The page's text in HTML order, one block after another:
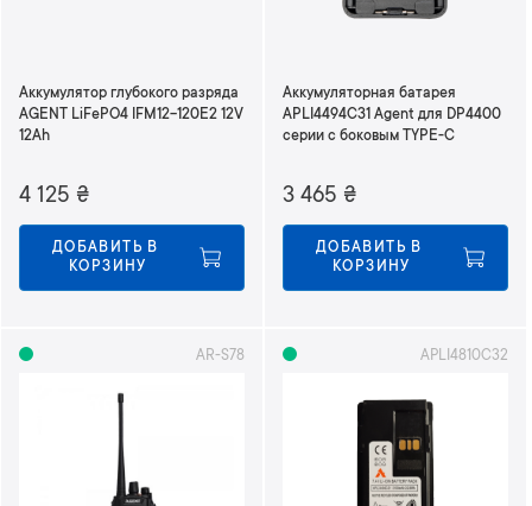
Аккумулятор глубокого разряда
AGENT LiFePO4 IFM12-120E2 12V
12Ah
4 125 ₴
ДОБАВИТЬ В
КОРЗИНУ
Аккумуляторная батарея
APLI4494C31 Agent для DP4400
серии с боковым TYPE-C
3 465 ₴
ДОБАВИТЬ В
КОРЗИНУ
AR-S78 APLI4810C32